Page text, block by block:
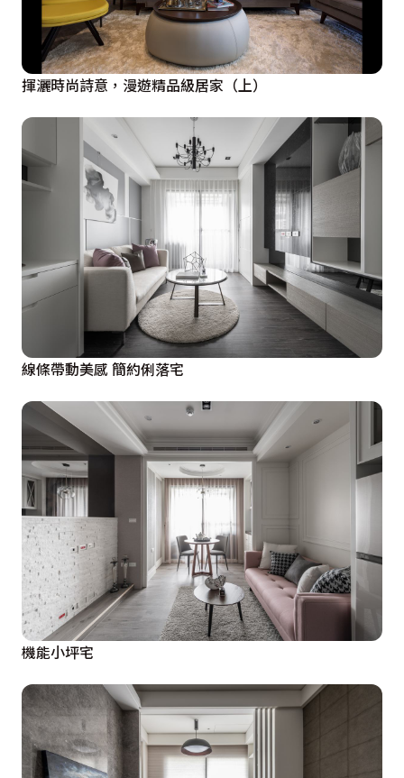
揮灑時尚詩意，漫遊精品級居家（上）
線條帶動美感 簡約俐落宅
機能小坪宅